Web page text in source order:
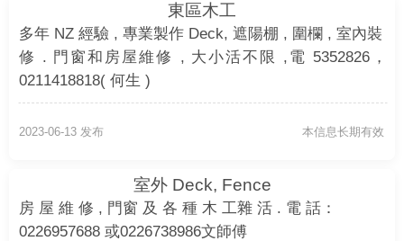
東區木工
多年 NZ 經驗 , 專業製作 Deck, 遮陽棚 , 圍欄 , 室內裝
修 . 門窗和房屋維修 , 大小活不限 ,電 5352826，
0211418818( 何生 )
本信息长期有效
2023-06-13 发布
室外 Deck, Fence
房 屋 維 修 , 門窗 及 各 種 木 工雜 活 . 電 話：
0226957688 或0226738986文師傅